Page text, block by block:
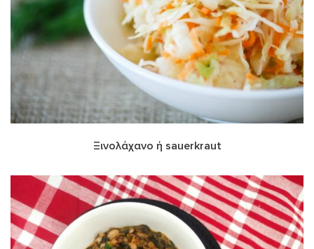
Ξινολάχανο ή sauerkraut